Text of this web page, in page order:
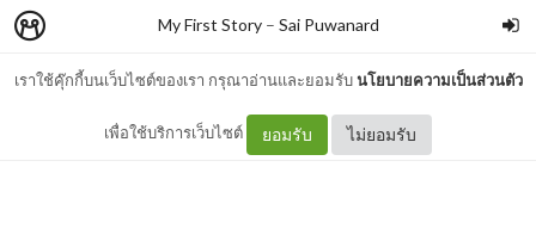
เราใช้คุ๊กกี้บนเว็บไซต์ของเรา กรุณาอ่านและยอมรับนโยบายความเป็นส่วนตัว
เพื่อใช้บริการเว็บไซต์ ยอมรับ ไม่ยอมรับ
My First Story– Sai Puwanard
ธงไพรด์ หรือ ธงสีรุ้ง คืออะไร